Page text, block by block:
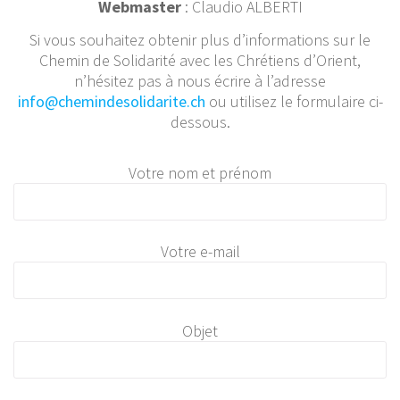
Webmaster : Claudio ALBERTI
Si vous souhaitez obtenir plus d’informations sur le
Chemin de Solidarité avec les Chrétiens d’Orient,
n’hésitez pas à nous écrire à l’adresse
info@chemindesolidarite.ch ou utilisez le formulaire ci-
dessous.
Votre nom et prénom
Votre e-mail
Objet